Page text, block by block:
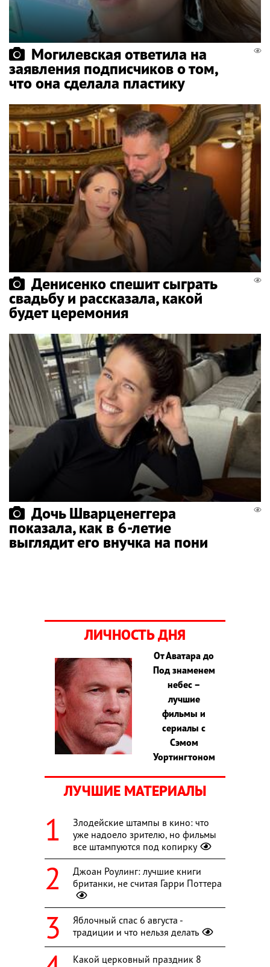
Могилевская ответила на
заявления подписчиков о том,
что она сделала пластику
Денисенко спешит сыграть
свадьбу и рассказала, какой
будет церемония
Дочь Шварценеггера
показала, как в 6-летие
выглядит его внучка на пони
ЛИЧНОСТЬ ДНЯ
От Аватара до
Под знаменем
небес –
лучшие
фильмы и
сериалы с
Сэмом
Уортингтоном
ЛУЧШИЕ МАТЕРИАЛЫ
Злодейские штампы в кино: что
уже надоело зрителю, но фильмы
все штампуются под копирку
Джоан Роулинг: лучшие книги
британки, не считая Гарри Поттера
Яблочный спас 6 августа -
традиции и что нельзя делать
Какой церковный праздник 8